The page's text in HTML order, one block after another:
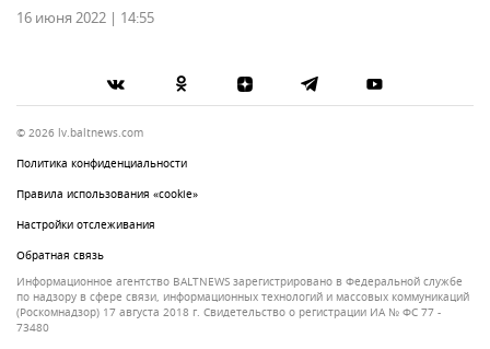
16 июня 2022 | 14:55
© 2026 lv.baltnews.com
Политика конфиденциальности
Правила использования «cookie»
Настройки отслеживания
Обратная связь
Информационное агентство BALTNEWS зарегистрировано в Федеральной службе
по надзору в сфере связи, информационных технологий и массовых коммуникаций
(Роскомнадзор) 17 августа 2018 г. Свидетельство о регистрации ИА № ФС 77 -
73480